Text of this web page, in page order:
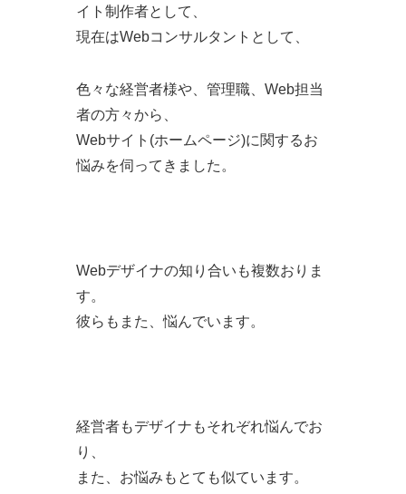
イト制作者として、
現在はWebコンサルタントとして、
色々な経営者様や、管理職、Web担当
者の方々から、
Webサイト(ホームページ)に関するお
悩みを伺ってきました。​
Webデザイナの知り合いも複数おりま
す。
彼らもまた、悩んでいます。
経営者もデザイナもそれぞれ悩んでお
り、
また、お悩みもとても似ています。